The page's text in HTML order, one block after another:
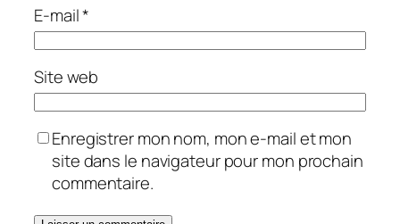
E-mail*
Site web
Enregistrer mon nom, mon e-mail et mon
site dans le navigateur pour mon prochain
commentaire.